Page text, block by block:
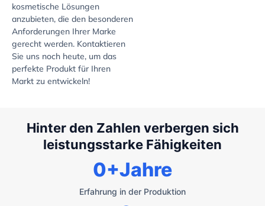
kosmetische Lösungen
anzubieten, die den besonderen
Anforderungen Ihrer Marke
gerecht werden. Kontaktieren
Sie uns noch heute, um das
perfekte Produkt für Ihren
Markt zu entwickeln!
Hinter den Zahlen verbergen sich
leistungsstarke Fähigkeiten
Erfahrung in der Produktion
0+Jahre